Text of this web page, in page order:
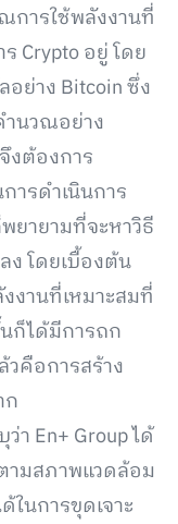
การใช้พลังงานที่
Crypto อยู่ โดย
ย่าง Bitcoin ซึ่ง
ำนวณอย่าง
งต้องการ
ารดำเนินการ
ยายามที่จะหาวิธี
ง โดยเบื้องต้น
งานที่เหมาะสมที่
ก็ได้มีการถก
คือการสร้าง
า En+ Group ได้
ามสภาพแวดล้อม
ในการขุดเจาะ